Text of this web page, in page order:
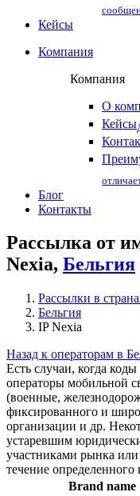
Кейсы
Компания
Компания
О
Кейсы
Блог
Контакты
Рассылка от
Nexia, Бельгия
Рассылки в
Бельгия
IP Nexia
Назад к операторам в
Есть случаи, когда
операторы мобильной
(военные,
фиксированного и
организации и др.
устаревшим
участниками рынка или
течение
Brand name